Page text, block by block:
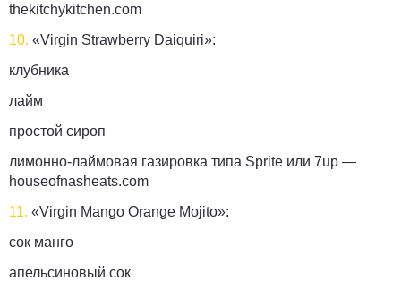
thekitchykitchen.com
10. «Virgin Strawberry Daiquiri»:
клубника
лайм
простой сироп
лимонно-лаймовая газировка типа Sprite или 7up —
houseofnasheats.com
11. «Virgin Mango Orange Mojito»:
сок манго
апельсиновый сок